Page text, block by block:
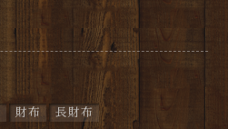
財布 長財布